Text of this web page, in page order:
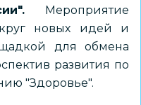
Мероприятие
новых идей и
для обмена
развития по
"Здоровье".